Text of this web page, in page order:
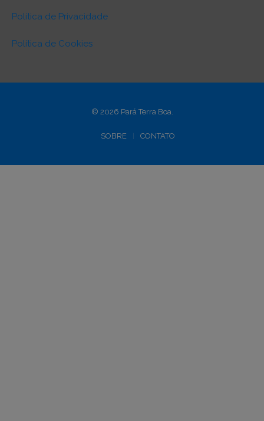
Política de Privacidade
Política de Cookies
© 2026 Pará Terra Boa.
SOBRE CONTATO